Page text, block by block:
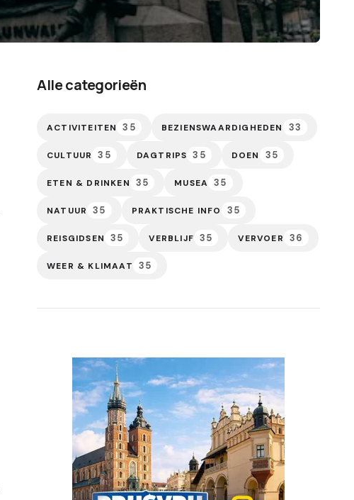
Alle categorieën
ACTIVITEITEN 35 BEZIENSWAARDIGHEDEN 33
CULTUUR 35 DAGTRIPS 35 DOEN 35
ETEN & DRINKEN 35 MUSEA 35
NATUUR 35 PRAKTISCHE INFO 35
REISGIDSEN 35 VERBLIJF 35 VERVOER 36
WEER & KLIMAAT 35